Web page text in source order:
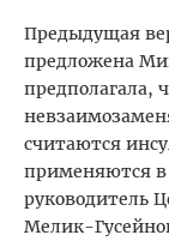
Предыдущая
предложена
предполагала,
считаются
применяются в
руководитель
Мелик-